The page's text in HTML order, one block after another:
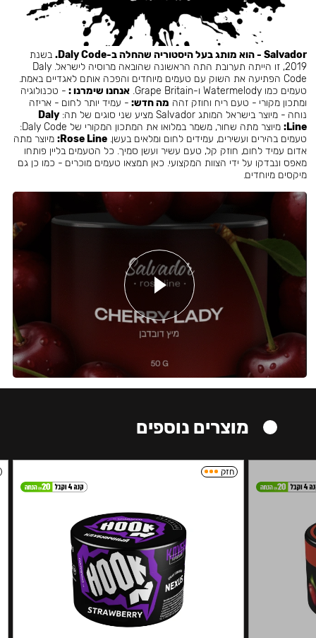
Salvador - הוא מותג בעל היסטוריה שהחלה ב-Daly Code.
בשנת
2019, זו הייתה תערובת התה הראשונה שהובאה מרוסיה לישראל. Daly
Code הפתיעה את השוק עם טעמים מיוחדים והפכה אותם לאגדיים באמת.
טעמים כמו Watermelody ו-Grape Britain.
אנחנו שימרנו : - טכנולוגיה
ומתכון מקורי - טעם ריח וחוזק זהה מה חדש: - עמיד יותר לחום - אריזה
נוחה - מיוצר בישראל המותג Salvador מציע שני סוגים של תה:
Daly
Line:
מיוצר מתה שחור, משמר במלואו את המתכון המקורי של Daly Code:
טעמים בהירים ועשירים, עמידים לחום ומלאים בעשן.Rose Line: מיוצר מתה
אדום עמיד לחום, חוזק קל, טעם עשיר ועשן סמיך. כל הטעמים בליין פותחו
מאפס ונבדקו על ידי הצוות המקצועי. כאן תמצאו טעמים מוכרים - כמו כן גם
מיקסים מיוחדים.
מוצרים נוספים
חזק